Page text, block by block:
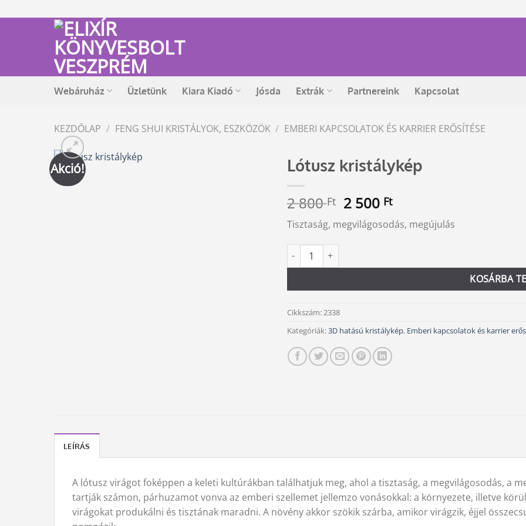
to
Webáruház Üzletünk Kiara Kiadó Jósda Extrák Partnereink Kapcsolat
KEZDŐLAP / FENG SHUI KRISTÁLYOK, ESZKÖZÖK / EMBERI KAPCSOLATOK ÉS KARRIER ERŐSÍTÉSE
Akció! Lótusz kristálykép
2 800Ft Original
price
was:
2 500 FtCurrent
price
is:
Tisztaság, megvilágosodás, megújulás
Lótusz kristálykép mennyiség
KOSÁRBA
Alternative:
Cikkszám:2338
Kategóriák:3D hatású kristálykép, Emberi kapcsolatok és karrier
LEÍRÁS
A lótusz virágot foképpen a keleti kultúrákban találhatjuk meg, ahol a tisztaság, a megvilágosodás, a
tartják számon, párhuzamot vonva az emberi szellemet jellemzo vonásokkal: a környezete, illetve
virágokat produkálni és tisztának maradni. A növény akkor szökik szárba, amikor virágzik, éjjel